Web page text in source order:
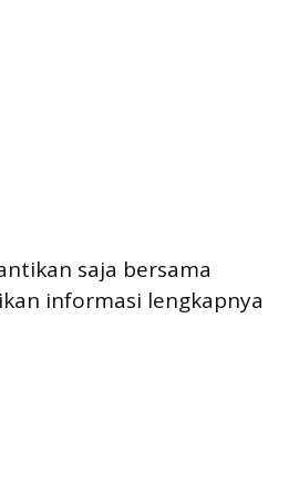
saja bersama
informasi lengkapnya